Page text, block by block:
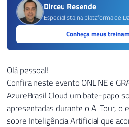
Dirceu Resende
Especialista na plataforma de
Conheça meus
Olá pessoal!
Confira neste evento ONLINE e
AzureBrasil Cloud um bate-papo
apresentadas durante o AI Tour, o
sobre Inteligência Artificial que